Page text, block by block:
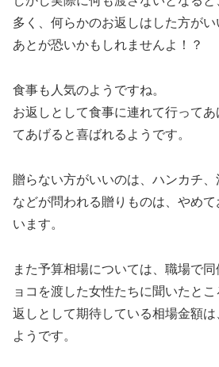
多く、何らかのお返しはした方がい
あとが恐いかもしれませんよ！？
食事も人気のようですね。
お返しとして食事に連れて行って
てあげると喜ばれるようです。
贈らない方がいいのは、ハンカチ
などが問われる贈りものは、やめ
います。
また予算相場については、職場で
ョコを渡した女性たちに聞いたと
返しとして期待している相場金額
ようです。